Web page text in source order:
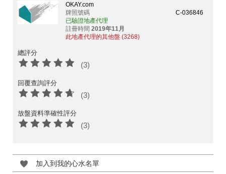
OKAY.com
牌照號碼
C-036846
已驗證地產代理
註冊時間 2019年11月
此地產代理的其他盤 (3268)
總評分
(3)
回覆查詢評分
(3)
放盤資料準確性評分
(3)
加入到我的心水名單